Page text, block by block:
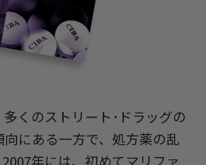
くのストリート･ドラッグの
にある一方で、処方薬の乱